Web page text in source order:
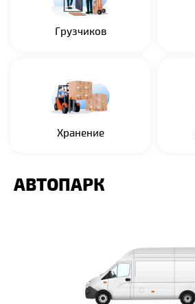
Грузчиков
Хранение
АВТОПАРК